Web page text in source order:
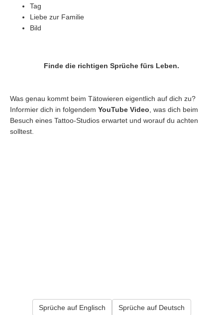
Tag
Liebe zur Familie
Bild
Finde die richtigen Sprüche fürs Leben.
Was genau kommt beim Tätowieren eigentlich auf dich zu?
Informier dich in folgendem YouTube Video, was dich beim
Besuch eines Tattoo-Studios erwartet und worauf du achten
solltest.
Sprüche auf Englisch Sprüche auf Deutsch